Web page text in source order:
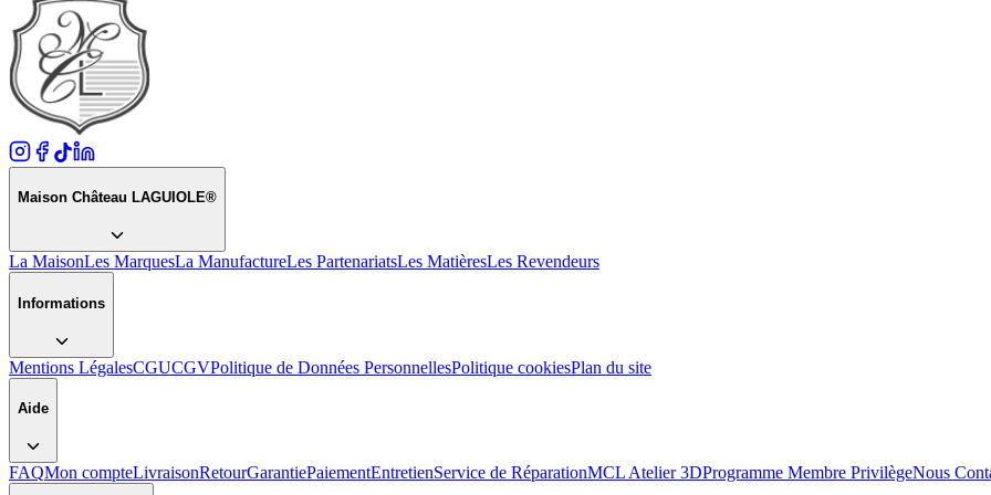
Maison Château LAGUIOLE®
La MaisonLes MarquesLa ManufactureLes PartenariatsLes MatièresLes Revendeurs
Informations
Mentions LégalesCGUCGVPolitique de Données PersonnellesPolitique cookiesPlan du site
Aide
FAQMon compteLivraisonRetourGarantiePaiementEntretienService de RéparationMCL Atelier 3DProgramme Membre PrivilègeNous